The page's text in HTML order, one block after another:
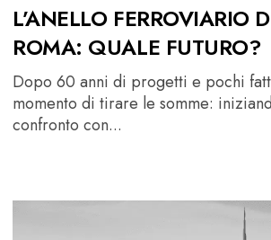
L’ANELLO FERROVIARIO
ROMA: QUALE FUTURO?
Dopo 60 anni di progetti e pochi
momento di tirare le somme:
confronto con...